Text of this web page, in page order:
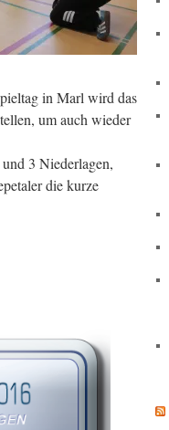
in Marl wird das
um auch wieder
3 Niederlagen,
die kurze